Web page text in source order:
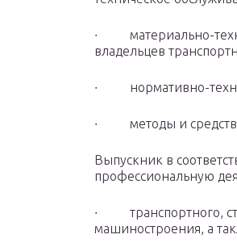
∙ материально-
владельцев
∙ нормативно-
∙ методы и средства
Выпускник в
профессиональную
∙ транспортного,
машиностроения, а